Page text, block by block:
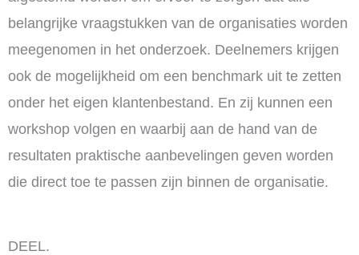
belangrijke vraagstukken van de organisaties worden
meegenomen in het onderzoek. Deelnemers krijgen
ook de mogelijkheid om een benchmark uit te zetten
onder het eigen klantenbestand. En zij kunnen een
workshop volgen en waarbij aan de hand van de
resultaten praktische aanbevelingen geven worden
die direct toe te passen zijn binnen de organisatie.
DEEL.